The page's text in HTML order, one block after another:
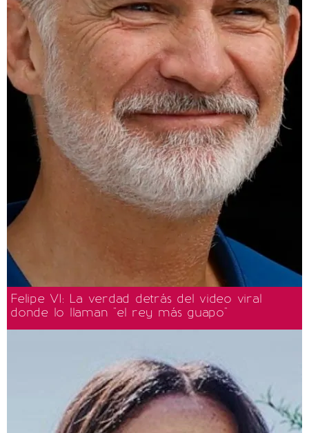
Felipe VI: La verdad detrás del video viral
donde lo llaman "el rey más guapo"